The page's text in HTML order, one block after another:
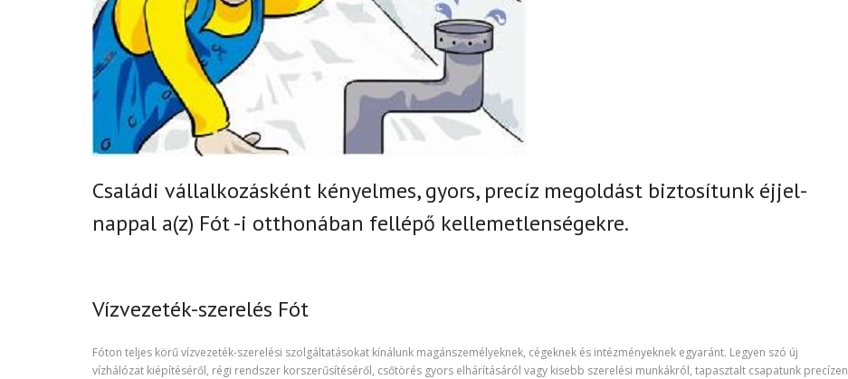
Családi vállalkozásként kényelmes, gyors, precíz megoldást biztosítunkéjjel-
nappal a(z) Fót -i otthonában fellépő kellemetlenségekre.
Vízvezeték-szerelés Fót
Fóton teljes körű vízvezeték-szerelési szolgáltatásokat kínálunk magánszemélyeknek, cégeknek és intézményeknek egyaránt. Legyen szó új
vízhálózat kiépítéséről, régi rendszer korszerűsítéséről, csőtörés gyors elhárításáról vagy kisebb szerelési munkákról, tapasztalt csapatunk precízen